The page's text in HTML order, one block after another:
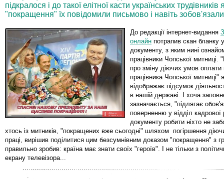
підкралося і до такої елітної касти українських
"покращення" їх повідомили письмово і навіть
До редакції інтернет-видання
онлайн потрапив скан бланку
документу, з яким нині
працівники Чопської митниці.
про зміну діючих умов оплати
працівника Чопської митниці"
відображає підсумок
в нашій державі. І хоча
зазначається, "підлягає
поверненню у відділ кадрової
документу робити ніхто не
хтось із митників, "покращених вже сьогодні" шляхом погіршення
праці, вирішив поділитися цим безсумнівним доказом "покращення" з
правильно зробив: країна має знати своїх "героїв". І не тільки з
екрану телевізора...